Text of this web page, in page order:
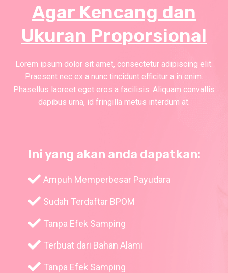
Agar Kencang dan
Ukuran Proporsional
Lorem ipsum dolor sit amet, consectetur adipiscing elit.
Praesent nec ex a nunc tincidunt efficitur a in enim.
Phasellus laoreet eget eros a facilisis. Aliquam convallis
dapibus urna, id fringilla metus interdum at.
Ini yang akan anda dapatkan:
Ampuh Memperbesar Payudara
Sudah Terdaftar BPOM
Tanpa Efek Samping
Terbuat dari Bahan Alami
Tanpa Efek Samping